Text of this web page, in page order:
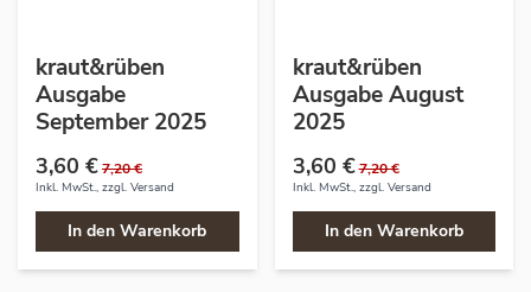
kraut&rüben
Ausgabe
September 2025
3,60 €7,20 €
Inkl. MwSt., zzgl. Versand
In den Warenkorb
kraut&rüben
Ausgabe August
2025
3,60 €7,20 €
Inkl. MwSt., zzgl. Versand
In den Warenkorb